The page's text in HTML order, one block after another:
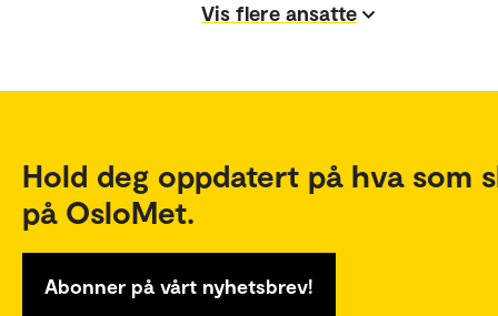
Vis flere ansatte
Hold deg oppdatert på hva som
på OsloMet.
Abonner på vårt nyhetsbrev!